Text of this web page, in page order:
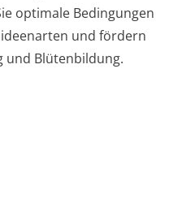
optimale Bedingungen
und fördern
und Blütenbildung.